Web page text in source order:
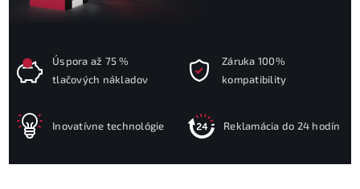
Úspora až 75 %
tlačových nákladov
Záruka 100%
kompatibility
Inovatívne technológie Reklamácia do 24 hodín